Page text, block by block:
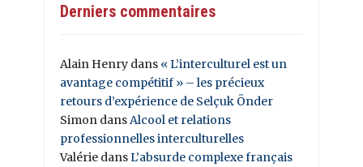
Derniers commentaires
Alain Henry dans « L’interculturel est un
avantage compétitif » – les précieux
retours d’expérience de Selçuk Önder
Simon dans Alcool et relations
professionnelles interculturelles
Valérie dansL’absurde complexe français